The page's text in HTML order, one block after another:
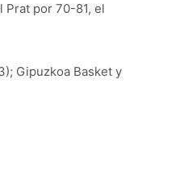
Prat por 70-81, el
Gipuzkoa Basket y